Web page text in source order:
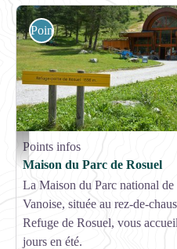
Maison du Parc national de la Vanoise
Points infos
Points infos
Maison du Parc de Rosuel
La Maison du Parc national de
Vanoise, située au rez-de-
Refuge de Rosuel, vous
jours en été.